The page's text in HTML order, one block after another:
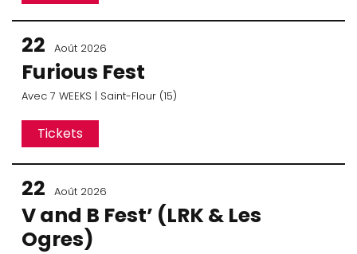
22 Août 2026
Furious Fest
Avec 7 WEEKS | Saint-Flour (15)
Tickets
22 Août 2026
V and B Fest’ (LRK & Les
Ogres)